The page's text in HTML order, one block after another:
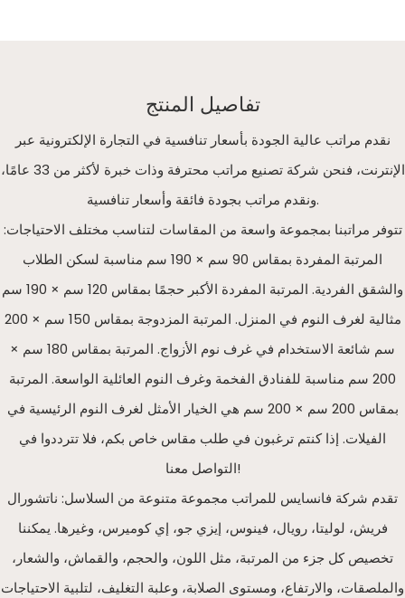
تفاصيل المنتج
نقدم مراتب عالية الجودة بأسعار تنافسية في التجارة الإلكترونية عبر
الإنترنت، فنحن شركة تصنيع مراتب محترفة وذات خبرة لأكثر من 33 عامًا،
ونقدم مراتب بجودة فائقة وأسعار تنافسية.
تتوفر مراتبنا بمجموعة واسعة من المقاسات لتناسب مختلف الاحتياجات:
المرتبة المفردة بمقاس 90 سم × 190 سم مناسبة لسكن الطلاب
والشقق الفردية. المرتبة المفردة الأكبر حجمًا بمقاس 120 سم × 190 سم
مثالية لغرف النوم في المنزل. المرتبة المزدوجة بمقاس 150 سم × 200
سم شائعة الاستخدام في غرف نوم الأزواج. المرتبة بمقاس 180 سم ×
200 سم مناسبة للفنادق الفخمة وغرف النوم العائلية الواسعة. المرتبة
بمقاس 200 سم × 200 سم هي الخيار الأمثل لغرف النوم الرئيسية في
الفيلات. إذا كنتم ترغبون في طلب مقاس خاص بكم، فلا تترددوا في
التواصل معنا!
تقدم شركة فانسايس للمراتب مجموعة متنوعة من السلاسل: ناتشورال
فريش، لوليتا، رويال، فينوس، إيزي جو، إي كوميرس، وغيرها. يمكننا
تخصيص كل جزء من المرتبة، مثل اللون، والحجم، والقماش، والشعار،
والملصقات، والارتفاع، ومستوى الصلابة، وعلبة التغليف، لتلبية الاحتياجات